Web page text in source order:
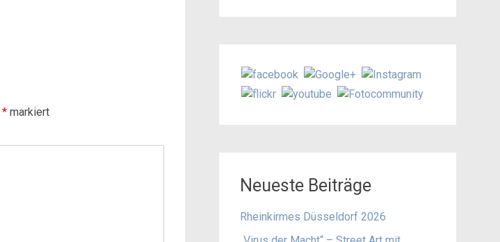
* markiert
Neueste Beiträge
Rheinkirmes Düsseldorf 2026